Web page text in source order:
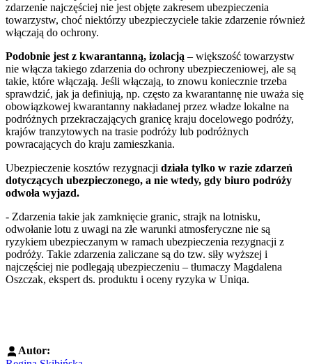
zdarzenie najczęściej nie jest objęte zakresem ubezpieczenia
towarzystw, choć niektórzy ubezpieczyciele takie zdarzenie również
włączają do ochrony.
Podobnie jest z kwarantanną, izolacją – większość towarzystw
nie włącza takiego zdarzenia do ochrony ubezpieczeniowej, ale są
takie, które włączają. Jeśli włączają, to znowu koniecznie trzeba
sprawdzić, jak ja definiują, np. często za kwarantannę nie uważa się
obowiązkowej kwarantanny nakładanej przez władze lokalne na
podróżnych przekraczających granicę kraju docelowego podróży,
krajów tranzytowych na trasie podróży lub podróżnych
powracających do kraju zamieszkania.
Ubezpieczenie kosztów rezygnacji działa tylko w razie zdarzeń
dotyczących ubezpieczonego, a nie wtedy, gdy biuro podróży
odwoła wyjazd.
- Zdarzenia takie jak zamknięcie granic, strajk na lotnisku,
odwołanie lotu z uwagi na złe warunki atmosferyczne nie są
ryzykiem ubezpieczanym w ramach ubezpieczenia rezygnacji z
podróży. Takie zdarzenia zaliczane są do tzw. siły wyższej i
najczęściej nie podlegają ubezpieczeniu – tłumaczy Magdalena
Oszczak, ekspert ds. produktu i oceny ryzyka w Uniqa.
Autor: